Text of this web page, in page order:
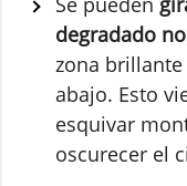
degradado
zona
abajo. Esto
esquivar
oscurecer el